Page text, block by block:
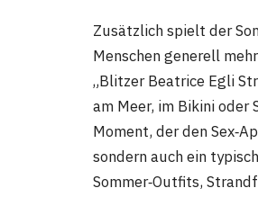
Zusätzlich spielt der
Menschen generell
„Blitzer Beatrice Egli
am Meer, im Bikini
Moment, der den
sondern auch ein
Sommer‑Outfits,